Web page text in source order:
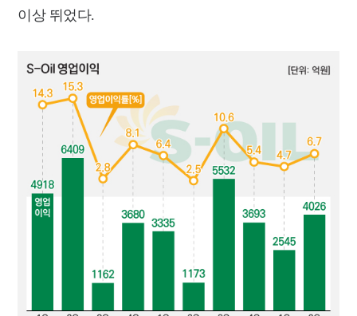
이상 뛰었다.